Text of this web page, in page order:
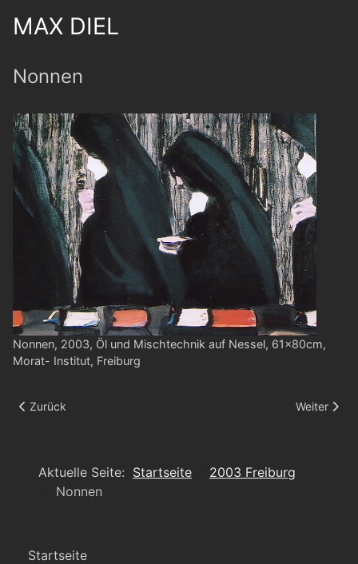
MAX DIEL
Nonnen
Nonnen, 2003, Öl und Mischtechnik auf Nessel, 61x80cm,
Morat- Institut, Freiburg
Vorheriger Beitrag: Selbstportrait als Kind
Zurück Nächster
Weiter
Aktuelle Seite: Startseite
2003 Freiburg
Nonnen
Startseite